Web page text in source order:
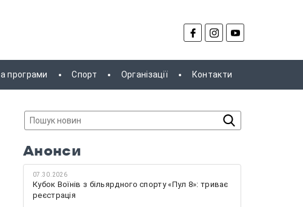
програми Спорт Організації Контакти
Анонси
07.30.2026
Кубок Воїнів з більярдного спорту «Пул 8»: триває
реєстрація